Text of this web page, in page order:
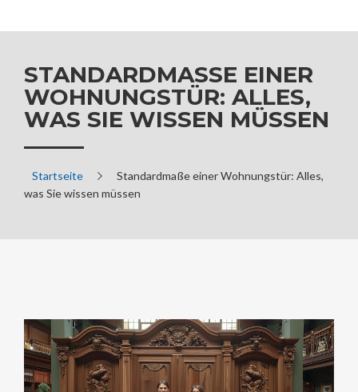
STANDARDMASSE EINER W
OHNUNGSTÜR: ALLES, W
AS SIE WISSEN MÜSSEN
Startseite
Standardmaße einer Wohnungstür: Alles,
was Sie wissen müssen